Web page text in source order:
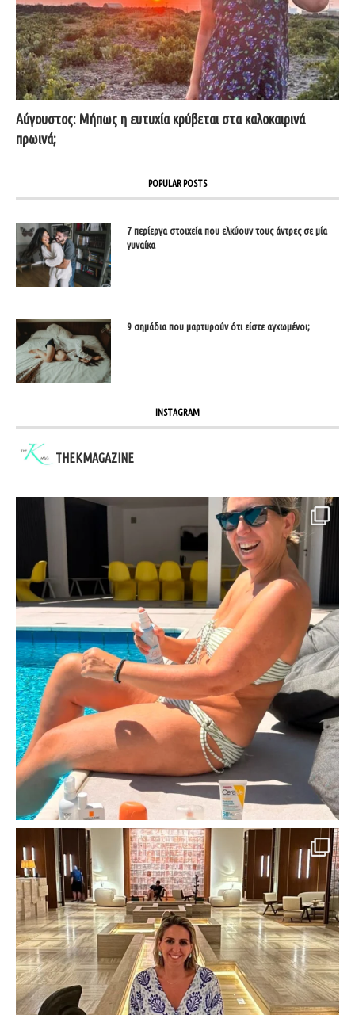
Αύγουστος: Μήπως η ευτυχία κρύβεται στα καλοκαιρινά
πρωινά;
POPULAR POSTS
7 περίεργα στοιχεία που ελκύουν τους άντρες σε μία
γυναίκα
9 σημάδια που μαρτυρούν ότι είστε αγχωμένοι;
INSTAGRAM
THEKMAGAZINE